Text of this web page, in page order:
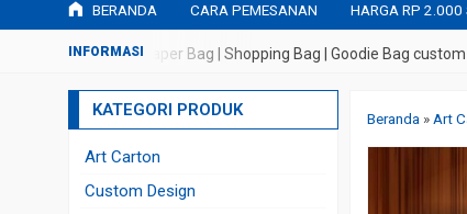
BERANDA CARA PEMESANAN HARGA RP
Tas Kertas | Paper Bag | Shopping Bag | Goodie Bag custom
Beranda » Art
KATEGORI PRODUK
Art Carton
Custom Design